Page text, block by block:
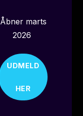
Åbner marts
2026
UDMELD
HER